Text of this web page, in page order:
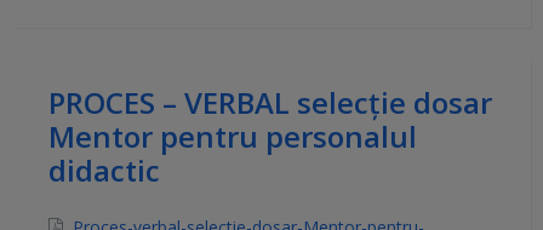
PROCES – VERBAL selecție dosar
Mentor pentru personalul
didactic